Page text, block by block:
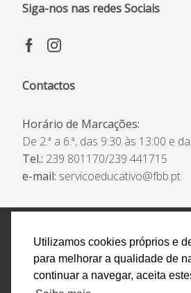
Utilizamos cookies próprios e
para melhorar a qualidade de
continuar a navegar, aceita
Siga-nos nas redes Sociais
Contactos
Horário de Marcações:
De 2.ª a 6.ª, das 9:30 às 13:00 e
Tel.: 239 801170/239 441715
e-mail: servicoeducativo@fbb.pt
Política de Privacidade e
Encarregado de Proteção de Dados
de Reclamações
Canal de
Todos os direitos reservados Design